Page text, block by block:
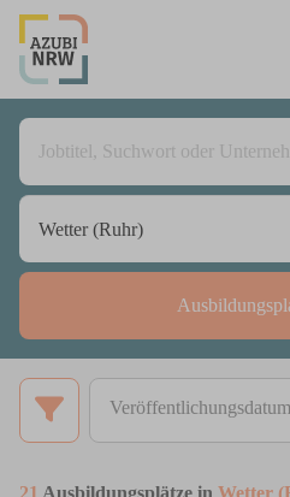
Veröffentlichungsdatum
21 Ausbildungsplätze in Wetter